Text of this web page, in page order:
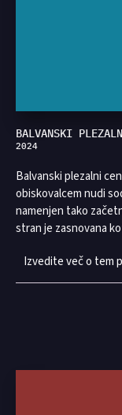
BALVANSKI
2024
Balvanski plezalni
obiskovalcem nudi
namenjen tako
stran je zasnovana
Izvedite več o tem